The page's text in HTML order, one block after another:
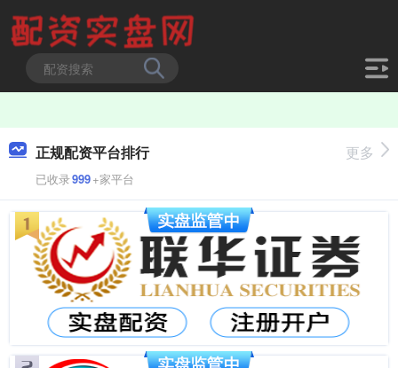
正规配资平台排行
已收录999+家平台
更多